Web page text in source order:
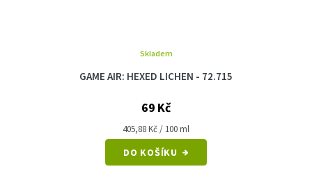
GAME AIR: HEXED LICHEN - 72.715
Skladem
69 Kč
Měrná
cena:
405,88 Kč / 100 ml
DO KOŠÍKU